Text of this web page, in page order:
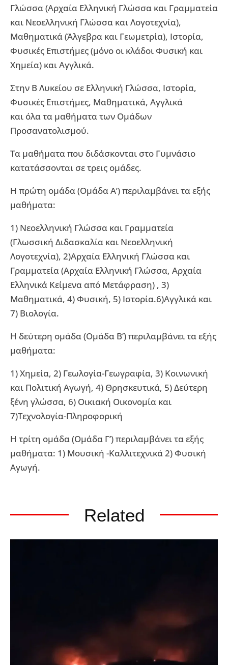
Γλώσσα (Αρχαία Ελληνική Γλώσσα και Γραμματεία
και Νεοελληνική Γλώσσα και Λογοτεχνία),
Μαθηματικά (Άλγεβρα και Γεωμετρία), Ιστορία,
Φυσικές Επιστήμες (μόνο οι κλάδοι Φυσική και
Χημεία) και Αγγλικά.
Στην Β Λυκείου σε Ελληνική Γλώσσα, Ιστορία,
Φυσικές Επιστήμες, Μαθηματικά, Αγγλικά
και όλα τα μαθήματα των Ομάδων
Προσανατολισμού.
Τα μαθήματα που διδάσκονται στο Γυμνάσιο
κατατάσσονται σε τρεις ομάδες.
Η πρώτη ομάδα (Ομάδα Α’) περιλαμβάνει τα εξής
μαθήματα:
1) Νεοελληνική Γλώσσα και Γραμματεία
(Γλωσσική Διδασκαλία και Νεοελληνική
Λογοτεχνία), 2)Αρχαία Ελληνική Γλώσσα και
Γραμματεία (Αρχαία Ελληνική Γλώσσα, Αρχαία
Ελληνικά Κείμενα από Μετάφραση) , 3)
Μαθηματικά, 4) Φυσική, 5) Ιστορία.6)Αγγλικά και
7) Βιολογία.
Η δεύτερη ομάδα (Ομάδα Β’) περιλαμβάνει τα εξής
μαθήματα:
1) Χημεία, 2) Γεωλογία-Γεωγραφία, 3) Κοινωνική
και Πολιτική Αγωγή, 4) Θρησκευτικά, 5) Δεύτερη
ξένη γλώσσα, 6) Οικιακή Οικονομία και
7)Τεχνολογία-Πληροφορική
Η τρίτη ομάδα (Ομάδα Γ’) περιλαμβάνει τα εξής
μαθήματα: 1) Μουσική -Καλλιτεχνικά 2) Φυσική
Αγωγή.
Related